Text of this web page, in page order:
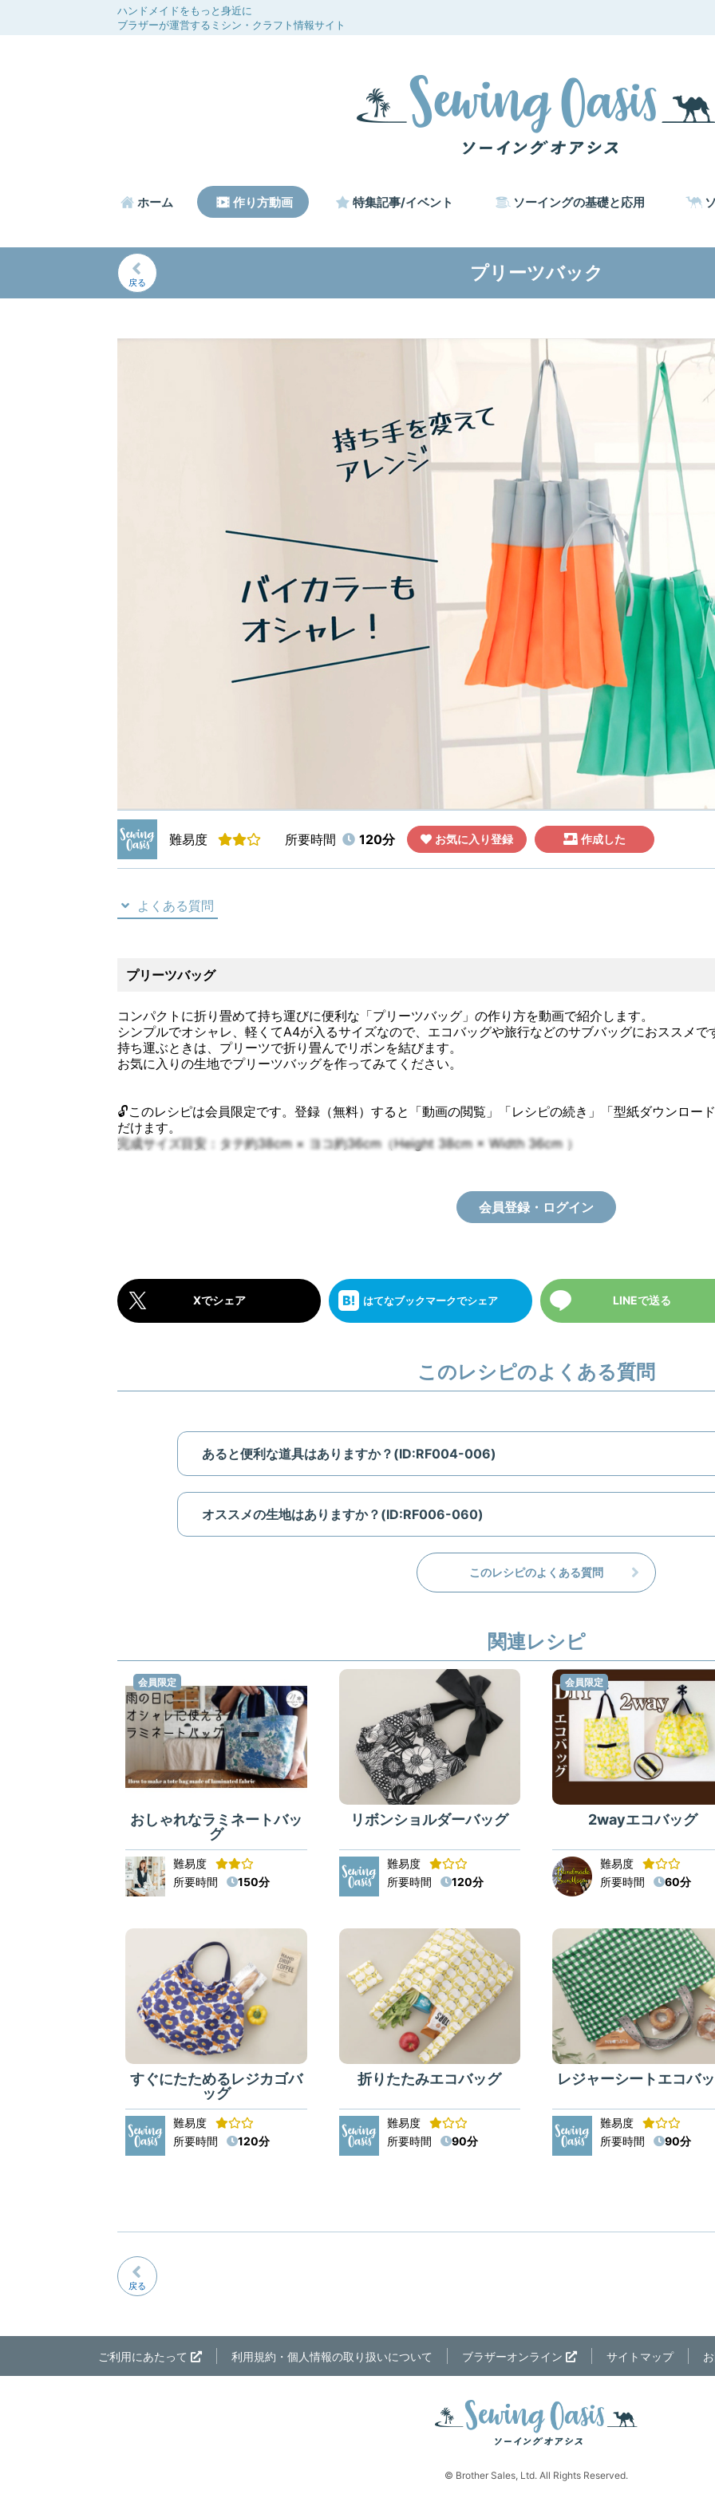
ハンドメイドをもっと身近に
ブラザーが運営するミシン・クラフト情報サイト
ホーム 作り方動画 特集記事/イベント ソーイングの基礎と応用
戻る プリーツバック
難易度 所要時間 120分 お気に入り登録 作成した
よくある質問
プリーツバッグ
コンパクトに折り畳めて持ち運びに便利な「プリーツバッグ」の作り方を動画で紹介します。
シンプルでオシャレ、軽くてA4が入るサイズなので、エコバッグや旅行などのサブバッグにおススメで
持ち運ぶときは、プリーツで折り畳んでリボンを結びます。
お気に入りの生地でプリーツバッグを作ってみてください。
🔓このレシピは会員限定です。登録（無料）すると「動画の閲覧」「レシピの続き」「型紙ダウンロー
だけます。
完成サイズ目安：タテ約38cm × ヨコ約36cm（Height 38cm × Width 36cm ）
会員登録・ログイン
Xでシェア はてなブックマークでシェア LINEで送る
このレシピのよくある質問
あると便利な道具はありますか？(ID:RF004-006)
オススメの生地はありますか？(ID:RF006-060)
このレシピのよくある質問
関連レシピ
おしゃれなラミネートバッ
グ
会員限定
難易度
所要時間
150分
リボンショルダーバッグ
難易度
所要時間
120分
2wayエコバッグ
会員限定
難易度
所要時間
60分
すぐにたためるレジカゴバ
ッグ
難易度
所要時間
120分
折りたたみエコバッグ
難易度
所要時間
90分
レジャーシートエコバ
難易度
所要時間
90分
戻る
ご利用にあたって 利用規約・個人情報の取り扱いについて ブラザーオンライン サイトマップ
© Brother Sales, Ltd. All Rights Reserved.